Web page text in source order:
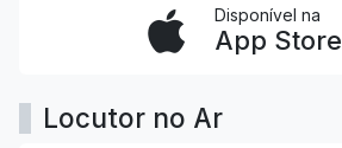
Disponível na
App Store
Locutor no Ar